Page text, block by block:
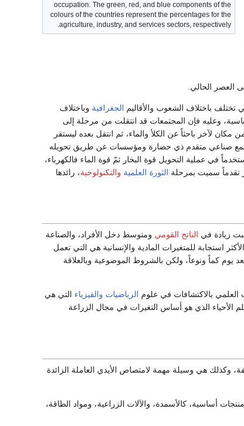
occupation. The green, red, and blue components of the
colours of the countries represent the percentages for the
agriculture, industry, and services sectors, respectively.
العصر الحالي.
باختلاف الشعوب والأقاليم الجغرافية وباختلاف
وعليه فإن المجتمعات قد انتقلت من مرحلة إلى
مكان لآخر باحثاً عن الكلأ والماء، ثم انتقل بعده ليستقر
صناعي متقدم ذي حضارة ومؤسسات عن طريق تحويله
في عملية التحويل قوة البخار ثمّ قوة الماء فالكهرباء،
تقدماً سميت بمرحلة الثورة العلمية والتكنولوجية، رائدها
زيادة في الناتج القومي ومتوسط دخل الأفراد، والصناعة
استجابة للمتغيرات المادية والإنسانية هي التي تعمل
يوم كماً ونوعاً، ولكن بالشروط الموضوعية وبالعلاقة
العلمي بالاكتشافات في علوم الرياضيات والفيزياء التي هي
الأحياء الذي هو أساس التغيرات في مجال الزراعة
وكذلك هي وسيلة مهمة لامتصاص الأيدي العاملة الزائدة
أساسية، كالأسمدة، والآلات الزراعية، ومواد الطاقة،